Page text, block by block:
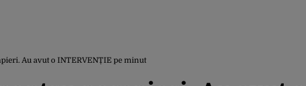
Au avut o INTERVENȚIE pe minut